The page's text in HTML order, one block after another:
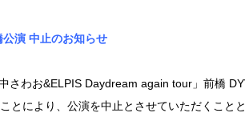
演 中止のお知らせ
さわお&ELPIS Daydream again tour」前橋
により、公演を中止とさせていただくことと